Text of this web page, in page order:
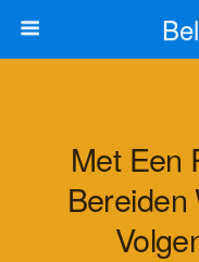
Met Een
Bereiden